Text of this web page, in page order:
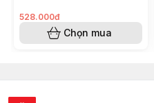
528.000đ
Chọn mua